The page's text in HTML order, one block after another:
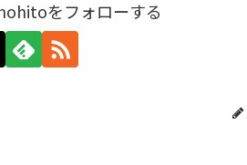
をフォローする